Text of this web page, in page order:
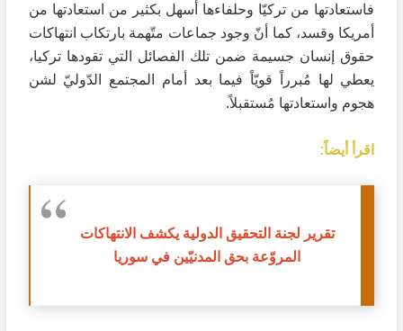
فاستعادتها من تركيّا وحلفاءها أسهل بكثير من استعادتها من
أمريكا وقسد، كما أنّ وجود جماعات متّهمة بارتكاب انتهاكات
حقوق إنسان جسيمة ضمن تلك الفصائل التي تقودها تركيا،
يعطي لها مُبرراً قويّاً فيما بعد أمام المجتمع الدّوليّ لشن
هجوم واستعادتها مُستقبلاً.
اقرأ أيضاً:
تقرير لجنة التحقيق الدولية يكشف الانتهاكات
المروّعة بحق المدنيّين في سوريا